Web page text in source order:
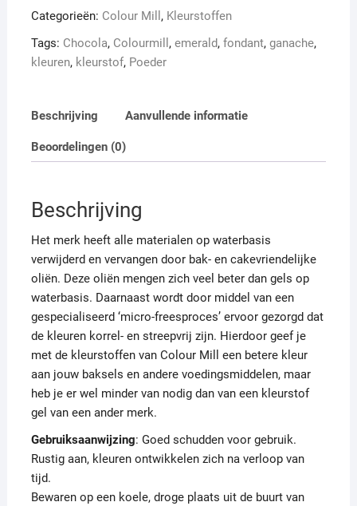
20
aantal
Categorieën: Colour Mill , Kleurstoffen
Tags: Chocola, Colourmill , emerald, fondant, ganache,
kleuren, kleurstof, Poeder
Beschrijving Aanvullende informatie
Beoordelingen (0)
Beschrijving
Het merk heeft alle materialen op waterbasis
verwijderd en vervangen door bak- en cakevriendelijke
oliën. Deze oliën mengen zich veel beter dan gels op
waterbasis. Daarnaast wordt door middel van een
gespecialiseerd ‘micro-freesproces’ ervoor gezorgd dat
de kleuren korrel- en streepvrij zijn. Hierdoor geef je
met de kleurstoffen van Colour Mill een betere kleur
aan jouw baksels en andere voedingsmiddelen, maar
heb je er wel minder van nodig dan van een kleurstof
gel van een ander merk.
Gebruiksaanwijzing: Goed schudden voor gebruik.
Rustig aan, kleuren ontwikkelen zich na verloop van
tijd.
Bewaren op een koele, droge plaats uit de buurt van